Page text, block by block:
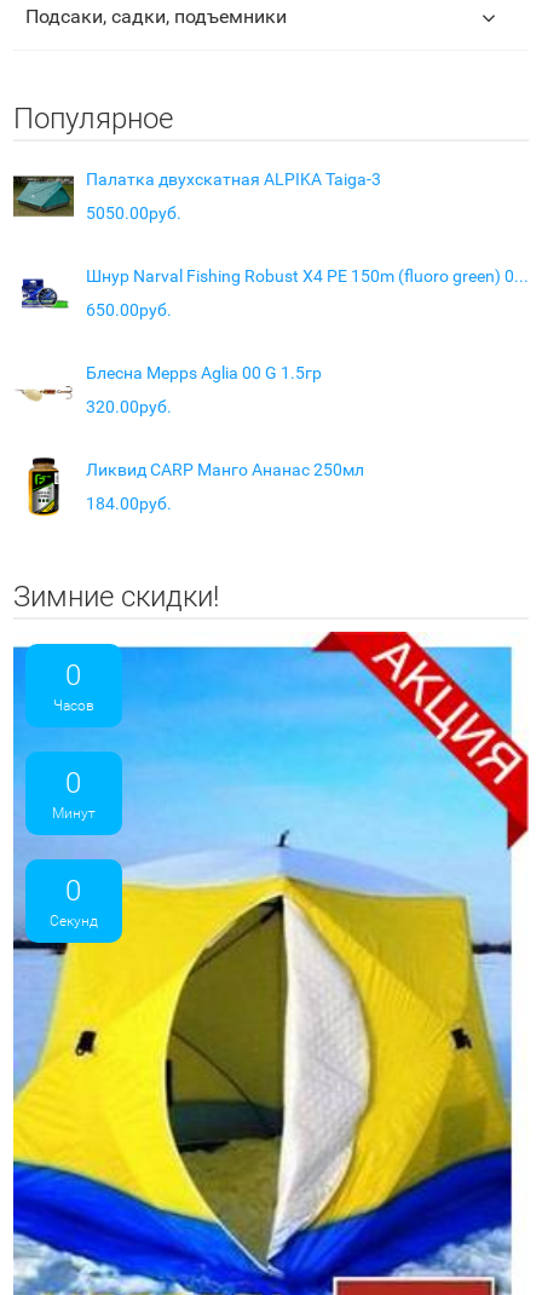
Подсаки, садки, подъемники
Популярное
Палатка двухскатная ALPIKA Taiga-3
5050.00руб.
Шнур Narval Fishing Robust X4 PE 150m (fluoro green) 0.218mm 13.80kg
650.00руб.
Блесна Mepps Aglia 00 G 1.5гр
320.00руб.
Ликвид CARP Манго Ананас 250мл
184.00руб.
Зимние скидки!
0
Часов
0
Минут
0
Секунд